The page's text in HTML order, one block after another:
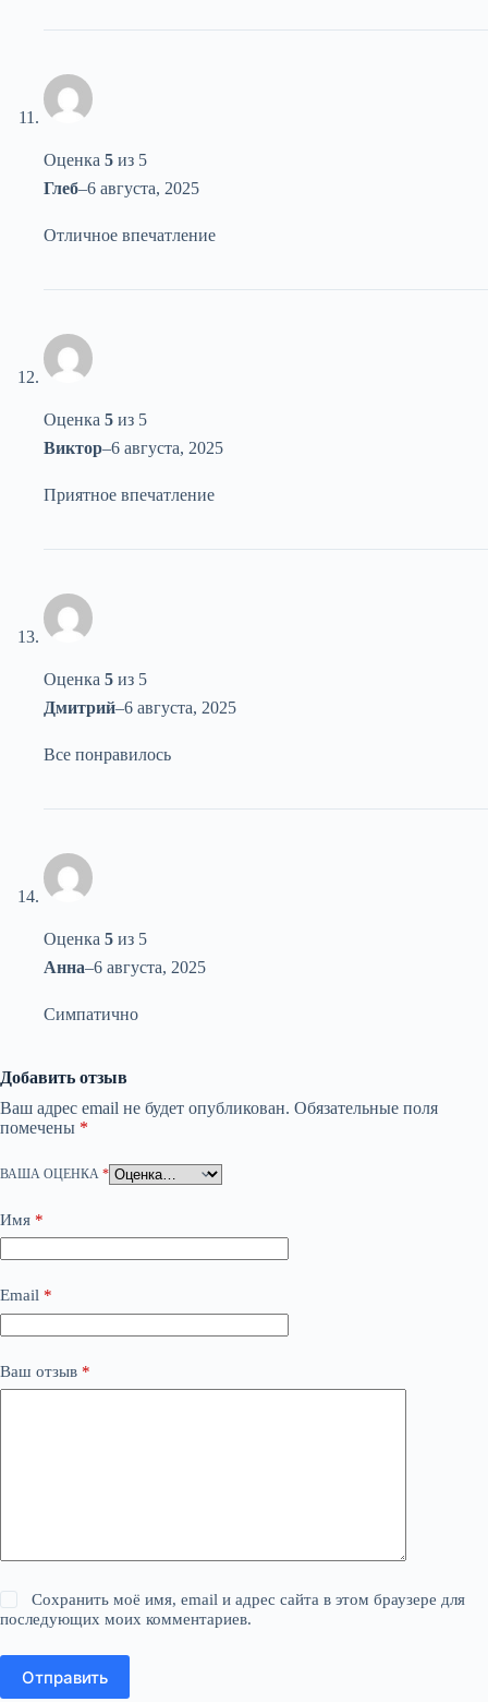
Оценка 5 из 5
Глеб–6 августа, 2025
Отличное впечатление
Оценка 5 из 5
Виктор–6 августа, 2025
Приятное впечатление
Оценка 5 из 5
Дмитрий–6 августа, 2025
Все понравилось
Оценка 5 из 5
Анна–6 августа, 2025
Симпатично
Добавить отзыв
Ваш адрес email не будет опубликован. Обязательные поля
помечены *
ВАША ОЦЕНКА *
Имя *
Email *
Ваш отзыв *
Сохранить моё имя, email и адрес сайта в этом браузере для
последующих моих комментариев.
Отправить